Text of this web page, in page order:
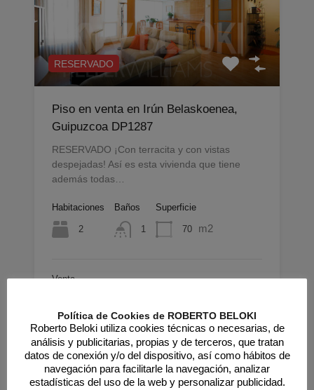
RESERVADO
Piso en venta en Irún Belaskoenea,
Guipuzcoa DP1287
RESERVADO ¡Con terracita y con vistas
despejadas! Así es esta vivienda que tiene
además todas…
Habitaciones
2
Baños
1
Superficie
70 m2
Venta
Destacado
Política de Cookies de ROBERTO BELOKI
Roberto Beloki utiliza cookies técnicas o necesarias, de
análisis y publicitarias, propias y de terceros, que tratan
datos de conexión y/o del dispositivo, así como hábitos de
navegación para facilitarle la navegación, analizar
estadísticas del uso de la web y personalizar publicidad.